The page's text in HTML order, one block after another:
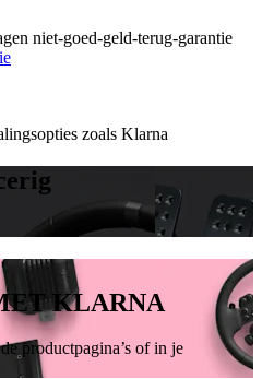
niet-goed-geld-terug-garantie
zoals Klarna
KLARNA
productpagina’s of in je